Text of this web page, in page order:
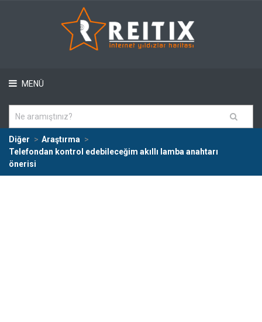
MENÜ
Diğer
Araştırma
Telefondan kontrol edebileceğim akıllı lamba anahtarı
önerisi